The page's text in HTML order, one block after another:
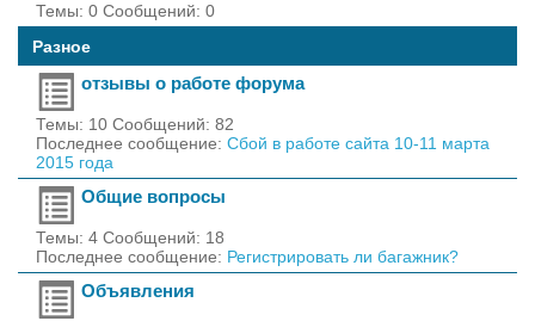
Темы: 0 Сообщений: 0
Разное
отзывы о работе форума
Темы: 10 Сообщений: 82
Последнее сообщение: Сбой в работе сайта 10-11 марта
2015 года
Общие вопросы
Темы: 4 Сообщений: 18
Последнее сообщение: Регистрировать ли багажник?
Объявления